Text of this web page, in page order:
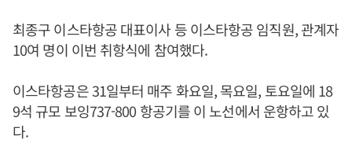
최종구 이스타항공 대표이사 등 이스타항공 임직원, 관계자
10여 명이 이번 취항식에 참여했다.
이스타항공은 31일부터 매주 화요일, 목요일, 토요일에 18
9석 규모 보잉737-800 항공기를 이 노선에서 운항하고 있
다.